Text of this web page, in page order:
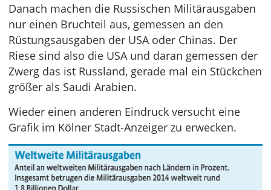
Danach machen die Russischen Militärausgaben
nur einen Bruchteil aus, gemessen an den
Rüstungsausgaben der USA oder Chinas. Der
Riese sind also die USA und daran gemessen der
Zwerg das ist Russland, gerade mal ein Stückchen
größer als Saudi Arabien.
Wieder einen anderen Eindruck versucht eine
Grafik im Kölner Stadt-Anzeiger zu erwecken.